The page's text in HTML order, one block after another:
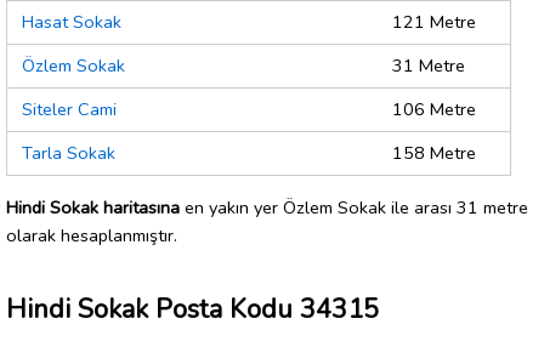
Hasat Sokak
121 Metre
Özlem Sokak
31 Metre
Siteler Cami
106 Metre
Tarla Sokak
158 Metre
Hindi Sokak haritasına en yakın yer Özlem Sokak ile arası 31 metre
olarak hesaplanmıştır.
Hindi Sokak Posta Kodu 34315